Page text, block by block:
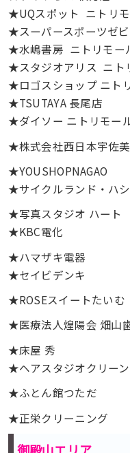
★UQスポット ニトリ
★スーパースポーツゼ
★水嶋書房 ニトリモー
★スタジオアリス ニト
★ロゴスショップ ニト
★TSUTAYA 長尾店
★ダイソー ニトリモー
★株式会社西日本宇佐
★YOUSHOPNAGAO
★サイクルランド・ハ
★写真スタジオ ハート
★KBC電化
★ハマザキ電器
★セイビデンキ
★ROSEスイートたいむ
★医療法人煌陽会 畑山
★床屋 秀
★ヘアスタジオクリーン
★ふとん館つただ
★正栄クリーニング